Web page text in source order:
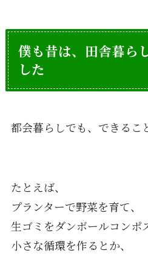
僕も昔は、田舎暮ら
した
都会暮らしでも、できるこ
たとえば、
プランターで野菜を育て、
生ゴミをダンボールコンポ
小さな循環を作るとか、